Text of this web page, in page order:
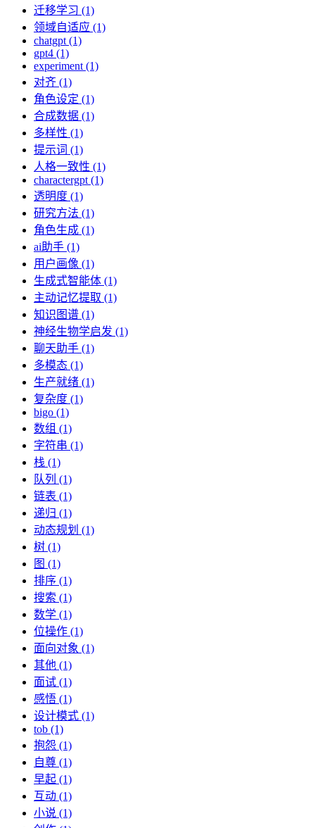
迁移学习 (1)
领域自适应 (1)
chatgpt (1)
gpt4 (1)
experiment (1)
对齐 (1)
角色设定 (1)
合成数据 (1)
多样性 (1)
提示词 (1)
人格一致性 (1)
charactergpt (1)
透明度 (1)
研究方法 (1)
角色生成 (1)
ai助手 (1)
用户画像 (1)
生成式智能体 (1)
主动记忆提取 (1)
知识图谱 (1)
神经生物学启发 (1)
聊天助手 (1)
多模态 (1)
生产就绪 (1)
复杂度 (1)
bigo (1)
数组 (1)
字符串 (1)
栈 (1)
队列 (1)
链表 (1)
递归 (1)
动态规划 (1)
树 (1)
图 (1)
排序 (1)
搜索 (1)
数学 (1)
位操作 (1)
面向对象 (1)
其他 (1)
面试 (1)
感悟 (1)
设计模式 (1)
tob (1)
抱怨 (1)
自尊 (1)
早起 (1)
互动 (1)
小说 (1)